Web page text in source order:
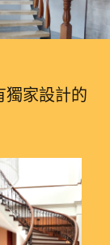
獨家設計的